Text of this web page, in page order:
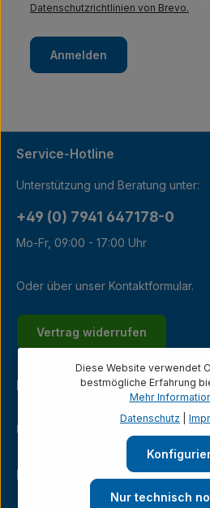
Datenschutzrichtlinien von Brevo.
Anmelden
Service-Hotline
Unterstützung und Beratung unter:
+49 (0) 7941 647178-0
Mo-Fr, 09:00 - 17:00 Uhr
Oder über unser Kontaktformular.
Vertrag widerrufen
Kundenservice
Unternehmen
Ladengeschäft
Diese Website verwendet
bestmögliche Erfahrung
Mehr
Datenschutz
Nur technisch